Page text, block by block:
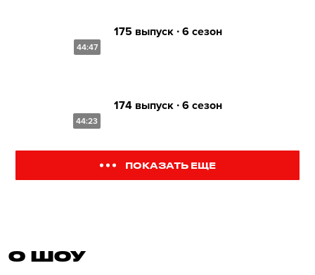
44:47
175 выпуск ∙ 6 сезон
44:23
174 выпуск ∙ 6 сезон
ПОКАЗАТЬ ЕЩЕ
О ШОУ